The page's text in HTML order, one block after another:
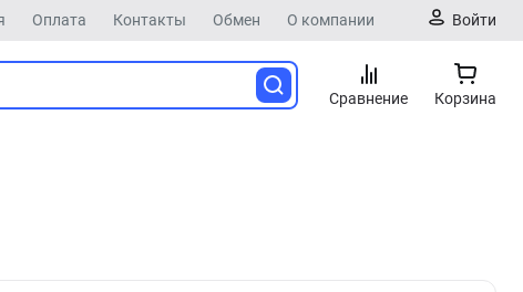
Оплата Контакты Обмен О компании Войти
Сравнение Корзина